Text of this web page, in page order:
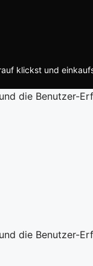
klickst und
die Benutzer-
die Benutzer-